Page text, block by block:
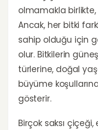
olmamakla
Ancak, her bitki
sahip olduğu için
olur. Bitkilerin
türlerine, doğal
büyüme
gösterir.
Birçok saksı